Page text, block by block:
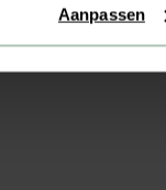
Aanpassen